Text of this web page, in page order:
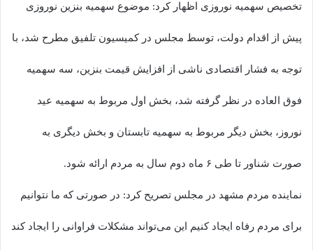
تخصیص سهمیه نوروزی اظهار کرد: موضوع سهمیه بنزین نوروزی
پیش از اقدام دولت، توسط مجلس در کمیسیون تلفیق مطرح شد، با
توجه به فشار اقتصادی ناشی از افزایش قیمت بنزین، سه سهمیه
فوق العاده در نظر گرفته شد، بخش اول مربوط به سهمیه عید
نوروز، بخش دیگر مربوط به سهمیه تابستان و بخش دیگری به
صورت شناور تا طی ۶ ماه دوم سال به مردم ارائه شود.
نماینده مردم مشهد در مجلس تصریح کرد: در صورتی که ما نتوانیم
برای مردم رفاه ایجاد کنیم این می‌تواند مشکلات فراوانی را ایجاد کند